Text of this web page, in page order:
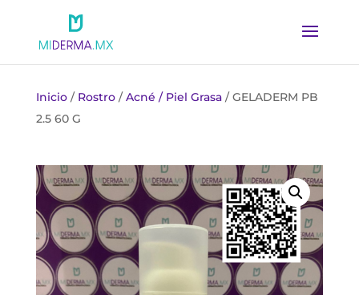
Inicio/ Rostro/Acné / Piel Grasa/ GELADERM PB
2.5 60 G